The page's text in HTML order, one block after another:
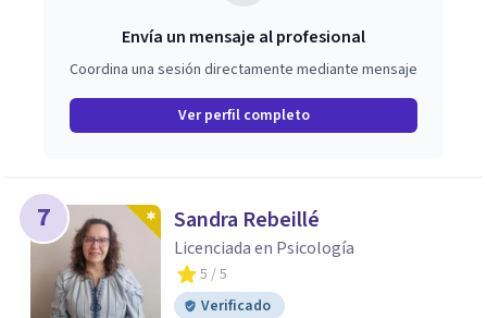
Envía un mensaje al profesional
Coordina una sesión directamente mediante mensaje
Ver perfil completo
7 Sandra Rebeillé
Licenciada en Psicología
5 / 5
Verificado